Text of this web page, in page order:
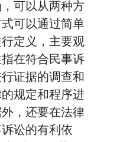
可以从两种方
可以通过简单
定义，主要观
在符合民事诉
证据的调查和
规定和程序进
，还要在法律
讼的有利依